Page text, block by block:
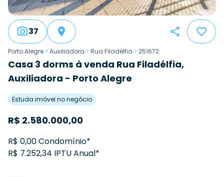
37
Porto Alegre > Auxiliadora > Rua Filadélfia > 251672
Casa 3 dorms à venda Rua Filadélfia,
Auxiliadora - Porto Alegre
Estuda imóvel no negócio
R$ 2.580.000,00
R$ 0,00 Condomínio*
R$ 7.252,34 IPTU Anual*